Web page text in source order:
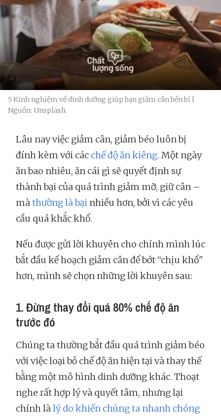
5 Kinh nghiệm về dinh dưỡng giúp bạn giảm cân bền bỉ |
Nguồn: Unsplash
Lâu nay việc giảm cân, giảm béo luôn bị
đính kèm với các chế độ ăn kiêng. Một ngày
ăn bao nhiêu, ăn cái gì sẽ quyết định sự
thành bại của quá trình giảm mỡ, giữ cân –
màthường là bại nhiều hơn, bởi vì các yêu
cầu quá khắc khổ.
Nếu được gửi lời khuyên cho chính mình lúc
bắt đầu kế hoạch giảm cân để bớt “chịu khổ"
hơn, mình sẽ chọn những lời khuyên sau:
1. Đừng thay đổi quá 80% chế độ ăn
trước đó
Chúng ta thường bắt đầu quá trình giảm béo
với việc loại bỏ chế độ ăn hiện tại và thay thế
bằng một mô hình dinh dưỡng khác. Thoạt
nghe rất hợp lý và quyết tâm, nhưng lại
chính làlý do khiến chúng ta nhanh chóng